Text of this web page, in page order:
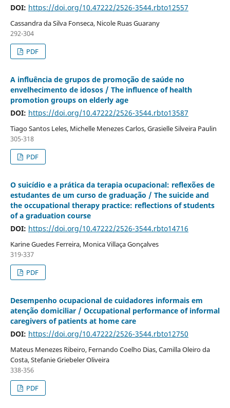
DOI: https://doi.org/10.47222/2526-3544.rbto12557
Cassandra da Silva Fonseca, Nicole Ruas Guarany
292-304
PDF
A influência de grupos de promoção de saúde no
envelhecimento de idosos / The influence of health
promotion groups on elderly age
DOI: https://doi.org/10.47222/2526-3544.rbto13587
Tiago Santos Leles, Michelle Menezes Carlos, Grasielle Silveira Paulin
305-318
PDF
O suicídio e a prática da terapia ocupacional: reflexões de
estudantes de um curso de graduação / The suicide and
the occupational therapy practice: reflections of students
of a graduation course
DOI: https://doi.org/10.47222/2526-3544.rbto14716
Karine Guedes Ferreira, Monica Villaça Gonçalves
319-337
PDF
Desempenho ocupacional de cuidadores informais em
atenção domiciliar / Occupational performance of informal
caregivers of patients at home care
DOI: https://doi.org/10.47222/2526-3544.rbto12750
Mateus Menezes Ribeiro, Fernando Coelho Dias, Camilla Oleiro da
Costa, Stefanie Griebeler Oliveira
338-356
PDF